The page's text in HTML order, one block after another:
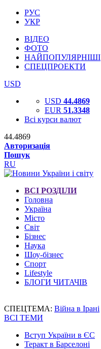
РУС
УКР
ВІДЕО
ФОТО
НАЙПОПУЛЯРНІШІ
СПЕЦПРОЕКТИ
USD
USD 44.4869
EUR 51.3348
Всі курси валют
44.4869
Авторизація
Пошук
RU
ВСІ РОЗДІЛИ
Головна
Україна
Місто
Світ
Бізнес
Наука
Шоу-бізнес
Спорт
Lifestyle
БЛОГИ ЧИТАЧІВ
СПЕЦТЕМА: Війна в Ірані
ВСІ ТЕМИ
Вступ України в ЄС
Теракт в Барселоні